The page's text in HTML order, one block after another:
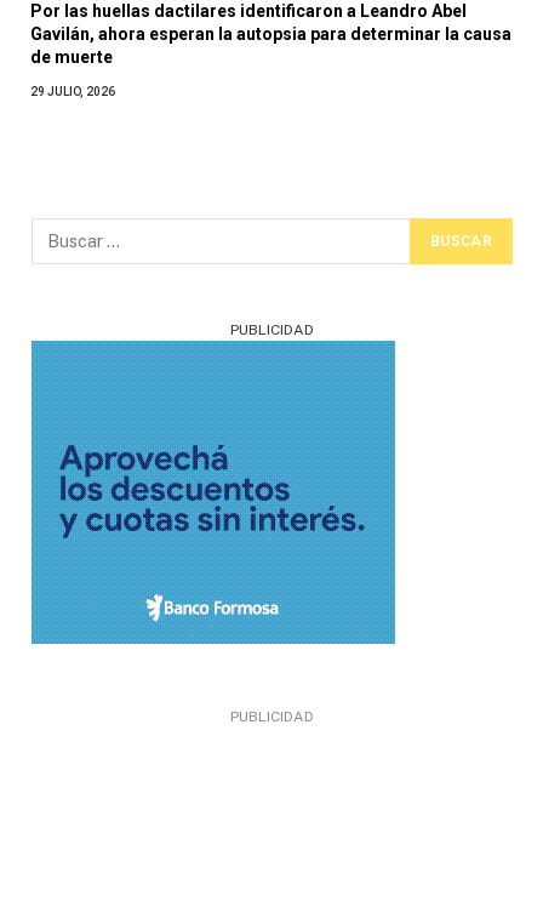
Por las huellas dactilares identificaron a Leandro Abel
Gavilán, ahora esperan la autopsia para determinar la causa
de muerte
29 JULIO, 2026
PUBLICIDAD
PUBLICIDAD